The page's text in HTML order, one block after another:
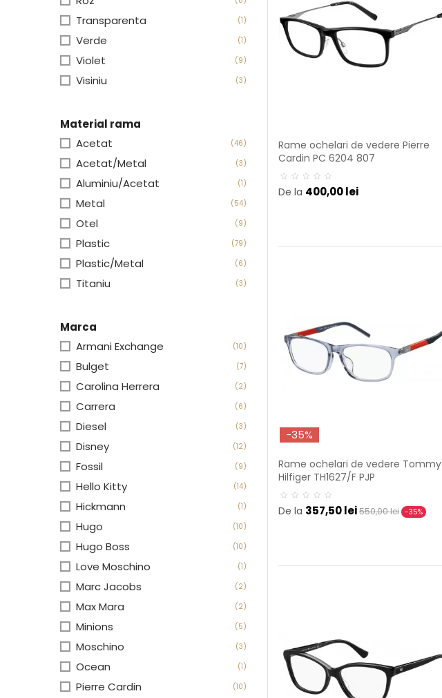
Transparenta (1)
Verde (1)
Violet (9)
Visiniu (3)
Material rama
Acetat
(46)
Acetat/Metal (3)
Aluminiu/Acetat (1)
Metal (54)
Otel (9)
Plastic (79)
Plastic/Metal (6)
Titaniu (3)
Marca
Armani Exchange
(10)
Bulget (7)
Carolina Herrera (2)
Carrera (6)
Diesel (3)
Disney (12)
Fossil (9)
Hello Kitty (14)
Hickmann (1)
Hugo (10)
Hugo Boss (10)
Love Moschino (1)
Marc Jacobs (2)
Max Mara (2)
Minions (5)
Moschino (3)
Ocean (1)
Pierre Cardin (10)
Rame ochelari de vedere Pierre
Cardin PC 6204 807
De la 400,00 lei
-35%
Rame ochelari de vedere Tommy
Hilfiger TH1627/F PJP
De la 357,50 lei550,00 lei -35%